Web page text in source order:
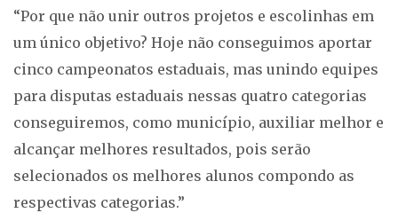
“Por que não unir outros projetos e escolinhas em
um único objetivo? Hoje não conseguimos aportar
cinco campeonatos estaduais, mas unindo equipes
para disputas estaduais nessas quatro categorias
conseguiremos, como município, auxiliar melhor e
alcançar melhores resultados, pois serão
selecionados os melhores alunos compondo as
respectivas categorias.”